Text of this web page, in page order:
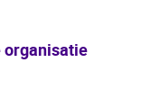
organisatie